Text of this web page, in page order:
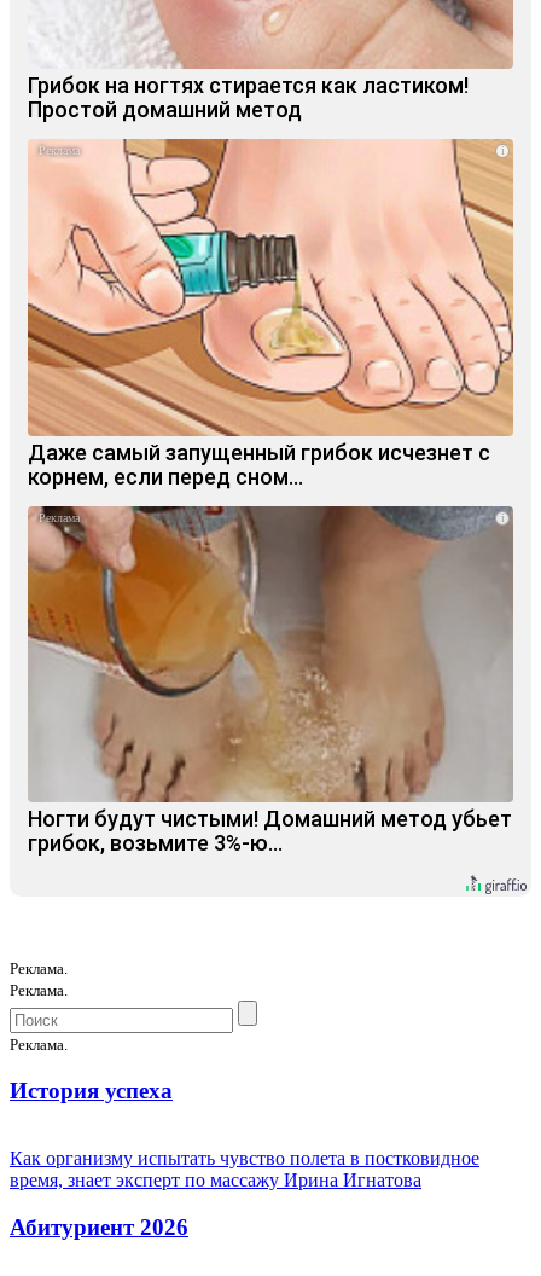
Грибок на ногтях стирается как ластиком!
Простой домашний метод
i
Даже самый запущенный грибок исчезнет с
корнем, если перед сном…
i
Ногти будут чистыми! Домашний метод убьет
грибок, возьмите 3%-ю…
Реклама.
Реклама.
Реклама.
История успеха
Как организму испытать чувство полета в постковидное
время, знает эксперт по массажу Ирина Игнатова
Абитуриент 2026